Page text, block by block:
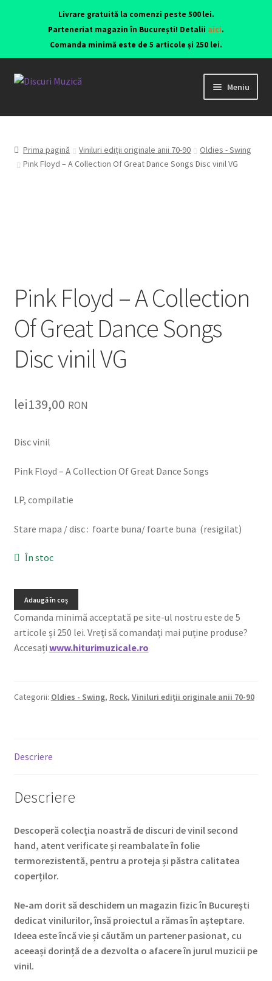
Livrare gratuită la comenzi peste 500 lei.
Parteneriat magazin în București! Detalii aici.
Comanda minimă este de 5 articole și 250 lei.
Meniu
Viniluri ediții originale anii 70-90
CD-uri originale
lei0,00
Prima pagină Viniluri ediții originale anii 70-90
Oldies - Swing
Pink Floyd – A Collection Of Great Dance Songs Disc vinil VG
Pink Floyd – A Collection
Of Great Dance Songs
Disc vinil VG
lei139,00 RON
Disc vinil
Pink Floyd – A Collection Of Great Dance Songs
LP, compilatie
Stare mapa / disc : foarte buna/ foarte buna (resigilat)
În stoc
Adaugă în coș
Comanda minimă acceptată pe site-ul nostru este de 5
articole și 250 lei. Vreți să comandați mai puține produse?
Accesați www.hiturimuzicale.ro
Categorii: Oldies - Swing, Rock, Viniluri ediții originale anii 70-90
Descriere
Descriere
Descoperă colecția noastră de discuri de vinil second
hand, atent verificate și reambalate în folie
termorezistentă, pentru a proteja și păstra calitatea
coperților.
Ne-am dorit să deschidem un magazin fizic în București
dedicat vinilurilor, însă proiectul a rămas în așteptare.
Ideea este încă vie și căutăm un partener pasionat, cu
aceeași dorință de a dezvolta o afacere în jurul muzicii pe
vinil.